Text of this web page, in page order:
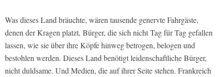
Was dieses Land bräuchte, wären tausende genervte Fahrgäste,
denen der Kragen platzt, Bürger, die sich nicht Tag für Tag gefallen
lassen, wie sie über ihre Köpfe hinweg betrogen, belogen und
bestohlen werden. Dieses Land benötigt leidenschaftliche Bürger,
nicht duldsame. Und Medien, die auf ihrer Seite stehen. Frankreich